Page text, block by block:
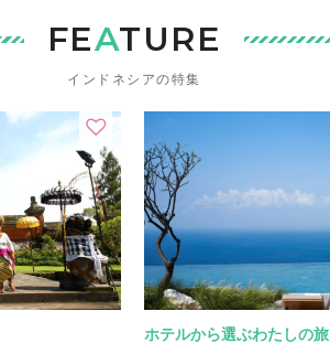
FEATURE
インドネシアの特集
ホテルから選ぶわたしの旅